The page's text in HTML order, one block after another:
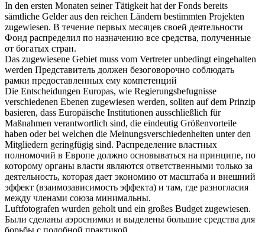
In den ersten Monaten seiner Tätigkeit hat der Fonds bereits
sämtliche Gelder aus den reichen Ländern bestimmten Projekten
zugewiesen. В течение первых месяцев своей деятельности
Фонд распределил по назначению все средства, полученные
от богатых стран.
Das zugewiesene Gebiet muss vom Vertreter unbedingt eingehalten
werden Представитель должен безоговорочно соблюдать
рамки предоставленных ему компетенций
Die Entscheidungen Europas, wie Regierungsbefugnisse
verschiedenen Ebenen zugewiesen werden, sollten auf dem Prinzip
basieren, dass Europäische Institutionen ausschließlich für
Maßnahmen verantwortlich sind, die eindeutig Größenvorteile
haben oder bei welchen die Meinungsverschiedenheiten unter den
Mitgliedern geringfügig sind. Распределение властных
полномочий в Европе должно основываться на принципе, по
которому органы власти являются ответственными только за
деятельность, которая дает экономию от масштаба и внешний
эффект (взаимозависимость эффекта) и там, где разногласия
между членами союза минимальны.
Luftfotografen wurden geholt und ein großes Budget zugewiesen.
Были сделаны аэроснимки и выделены большие средства для